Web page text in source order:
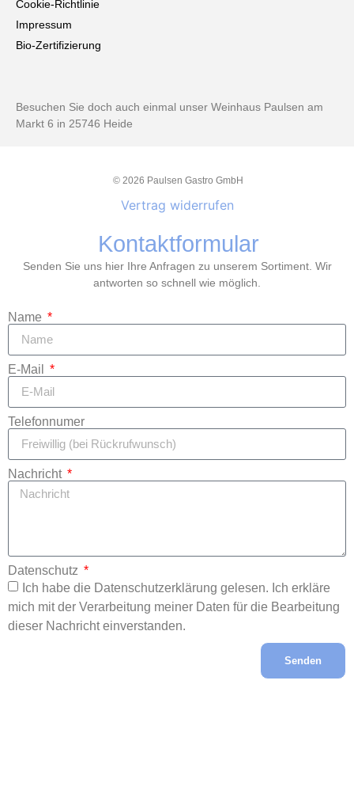
Cookie-Richtlinie
Impressum
Bio-Zertifizierung
Besuchen Sie doch auch einmal unser Weinhaus Paulsen am
Markt 6 in 25746 Heide
© 2026 Paulsen Gastro GmbH
Vertrag widerrufen
Kontaktformular
Senden Sie uns hier Ihre Anfragen zu unserem Sortiment. Wir
antworten so schnell wie möglich.
Name
E-Mail
Telefonnumer
Nachricht
Datenschutz
Ich habe die Datenschutzerklärung gelesen. Ich erkläre
mich mit der Verarbeitung meiner Daten für die Bearbeitung
dieser Nachricht einverstanden.
Senden